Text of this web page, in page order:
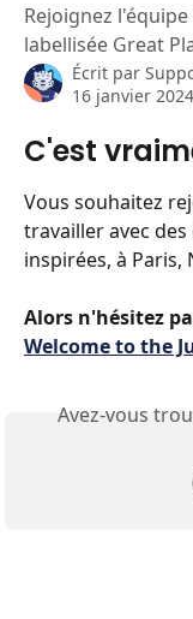
Rejoignez
labellisée Great
Écrit par
16 janvier 2024
C'est
Vous souhaitez
travailler avec
inspirées, à Paris,
Alors n'hésitez
Welcome to the
Avez-vous